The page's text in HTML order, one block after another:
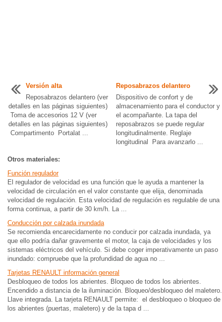
Versión alta
Reposabrazos delantero (ver
detalles en las páginas siguientes)
Toma de accesorios 12 V (ver
detalles en las páginas siguientes)
Compartimento Portalat ...
Reposabrazos delantero
Dispositivo de confort y de
almacenamiento para el conductor y
el acompañante. La tapa del
reposabrazos se puede regular
longitudinalmente. Reglaje
longitudinal Para avanzarlo ...
Otros materiales:
Función regulador
El regulador de velocidad es una función que le ayuda a mantener la
velocidad de circulación en el valor constante que elija, denominada
velocidad de regulación. Esta velocidad de regulación es regulable de una
forma continua, a partir de 30 km/h. La ...
Conducción por calzada inundada
Se recomienda encarecidamente no conducir por calzada inundada, ya
que ello podría dañar gravemente el motor, la caja de velocidades y los
sistemas eléctricos del vehículo. Si debe coger imperativamente un paso
inundado: compruebe que la profundidad de agua no ...
Tarjetas RENAULT información general
Desbloqueo de todos los abrientes. Bloqueo de todos los abrientes.
Encendido a distancia de la iluminación. Bloqueo/desbloqueo del maletero.
Llave integrada. La tarjeta RENAULT permite: el desbloqueo o bloqueo de
los abrientes (puertas, maletero) y de la tapa d ...